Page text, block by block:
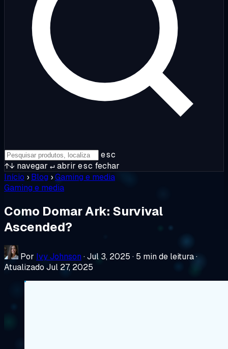
esc
↑↓ navegar ↵abrir esc fechar
Início › Blog ›Gaming e media
Gaming e media
Como Domar Ark: Survival
Ascended?
Por Ivy Johnson ·Jul 3, 2025 · 5 min de leitura·
Atualizado Jul 27, 2025